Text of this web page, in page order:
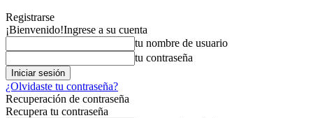
Registrarse
¡Bienvenido!Ingrese a su cuenta
tu nombre de usuario
tu contraseña
¿Olvidaste tu contraseña?
Recuperación de contraseña
Recupera tu contraseña